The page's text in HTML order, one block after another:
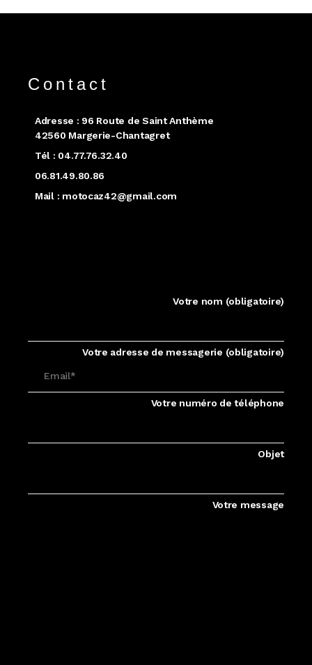
Contact
Adresse : 96 Route de Saint Anthème
42560 Margerie-Chantagret
Tél : 04.77.76.32.40
06.81.49.80.86
Mail : motocaz42@gmail.com
Votre nom (obligatoire)
Votre adresse de messagerie (obligatoire)
Votre numéro de téléphone
Objet
Votre message